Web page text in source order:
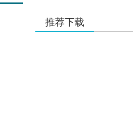
用户：liqiang9090
推荐下载